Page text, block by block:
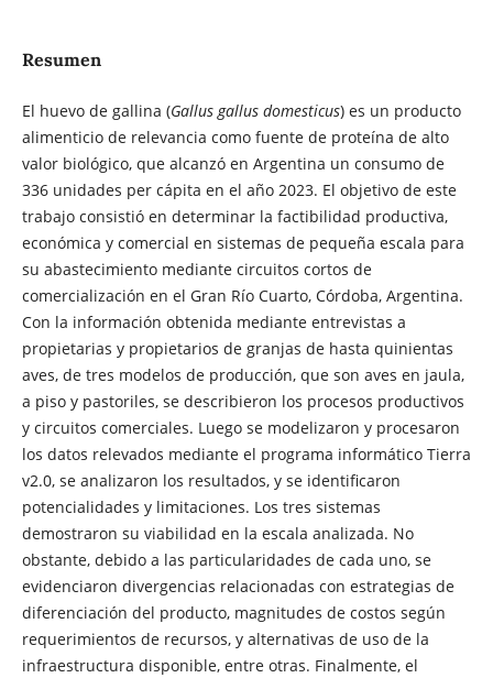
Resumen
El huevo de gallina (Gallus gallus domesticus) es un producto
alimenticio de relevancia como fuente de proteína de alto
valor biológico, que alcanzó en Argentina un consumo de
336 unidades per cápita en el año 2023. El objetivo de este
trabajo consistió en determinar la factibilidad productiva,
económica y comercial en sistemas de pequeña escala para
su abastecimiento mediante circuitos cortos de
comercialización en el Gran Río Cuarto, Córdoba, Argentina.
Con la información obtenida mediante entrevistas a
propietarias y propietarios de granjas de hasta quinientas
aves, de tres modelos de producción, que son aves en jaula,
a piso y pastoriles, se describieron los procesos productivos
y circuitos comerciales. Luego se modelizaron y procesaron
los datos relevados mediante el programa informático Tierra
v2.0, se analizaron los resultados, y se identificaron
potencialidades y limitaciones. Los tres sistemas
demostraron su viabilidad en la escala analizada. No
obstante, debido a las particularidades de cada uno, se
evidenciaron divergencias relacionadas con estrategias de
diferenciación del producto, magnitudes de costos según
requerimientos de recursos, y alternativas de uso de la
infraestructura disponible, entre otras. Finalmente, el